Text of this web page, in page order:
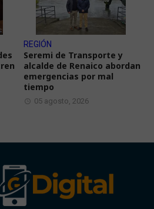
REGIÓN
Seremi de Transporte y
alcalde de Renaico abordan
emergencias por mal
tiempo
05 agosto, 2026